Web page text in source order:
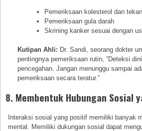
Pemeriksaan kolesterol dan
Pemeriksaan gula darah
Skrining kanker sesuai dengan
Kutipan Ahli: Dr. Sandi, seorang dokter
pentingnya pemeriksaan rutin, “Deteksi
pencegahan. Jangan menunggu sampai
pemeriksaan secara teratur.”
8. Membentuk Hubungan Sosial
Interaksi sosial yang positif memiliki banyak
mental. Memiliki dukungan sosial dapat